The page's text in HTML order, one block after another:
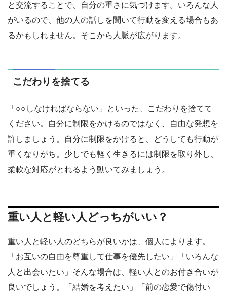
と交流することで、自分の重さに気づけます。いろんな人
がいるので、他の人の話しを聞いて行動を変える場合もあ
るかもしれません。そこから人脈が広がります。
こだわりを捨てる
「○○しなければならない」といった、こだわりを捨てて
ください。自分に制限をかけるのではなく、自由な発想を
許しましょう。自分に制限をかけると、どうしても行動が
重くなりがち。少しでも軽く生きるには制限を取り外し、
柔軟な対応がとれるよう動いてみましょう。
重い人と軽い人どっちがいい？
重い人と軽い人のどちらが良いかは、個人によります。
「お互いの自由を尊重して仕事を優先したい」「いろんな
人と出会いたい」そんな場合は、軽い人とのお付き合いが
良いでしょう。「結婚を考えたい」「前の恋愛で傷付い